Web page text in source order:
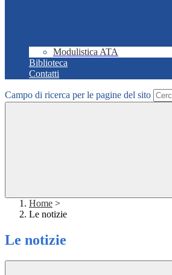
Modulistica ATA
Biblioteca
Contatti
Campo di ricerca per le pagine del sito
Home >
Le notizie
Le notizie